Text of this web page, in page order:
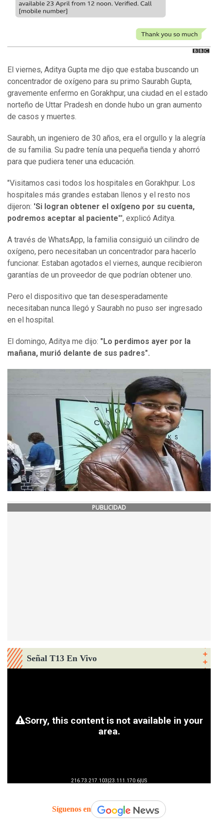
El viernes, Aditya Gupta me dijo que estaba buscando un
concentrador de oxígeno para su primo Saurabh Gupta,
gravemente enfermo en Gorakhpur, una ciudad en el estado
norteño de Uttar Pradesh en donde hubo un gran aumento
de casos y muertes.
Saurabh, un ingeniero de 30 años, era el orgullo y la alegría
de su familia. Su padre tenía una pequeña tienda y ahorró
para que pudiera tener una educación.
"Visitamos casi todos los hospitales en Gorakhpur. Los
hospitales más grandes estaban llenos y el resto nos
dijeron: 'Si logran obtener el oxígeno por su cuenta,
podremos aceptar al paciente'", explicó Aditya.
A través de WhatsApp, la familia consiguió un cilindro de
oxígeno, pero necesitaban un concentrador para hacerlo
funcionar. Estaban agotados el viernes, aunque recibieron
garantías de un proveedor de que podrían obtener uno.
Pero el dispositivo que tan desesperadamente
necesitaban nunca llegó y Saurabh no puso ser ingresado
en el hospital.
El domingo, Aditya me dijo: "Lo perdimos ayer por la
mañana, murió delante de sus padres".
PUBLICIDAD
Señal T13 En Vivo
Síguenos en